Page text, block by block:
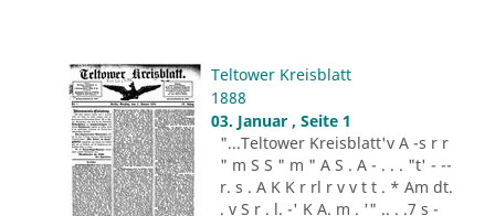
Teltower Kreisblatt
1888
03. Januar , Seite 1
"...Teltower Kreisblatt'v A -s r r
" m S S " m " A S . A - . . . "t' - --
r. s . A K K r rl r v v t t . * Am dt.
. v S r . l. -' K A. m . '" .. . .7 s -